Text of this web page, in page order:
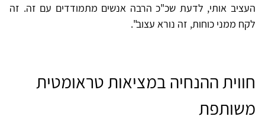
העציב אותי, לדעת שכ"כ הרבה אנשים מתמודדים עם זה. זה
לקח ממני כוחות, זה נורא עצוב".
חווית ההנחיה במציאות טראומטית
משותפת